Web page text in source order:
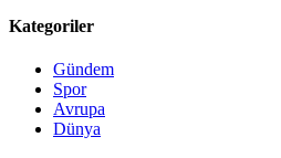
Kategoriler
Gündem
Spor
Avrupa
Dünya